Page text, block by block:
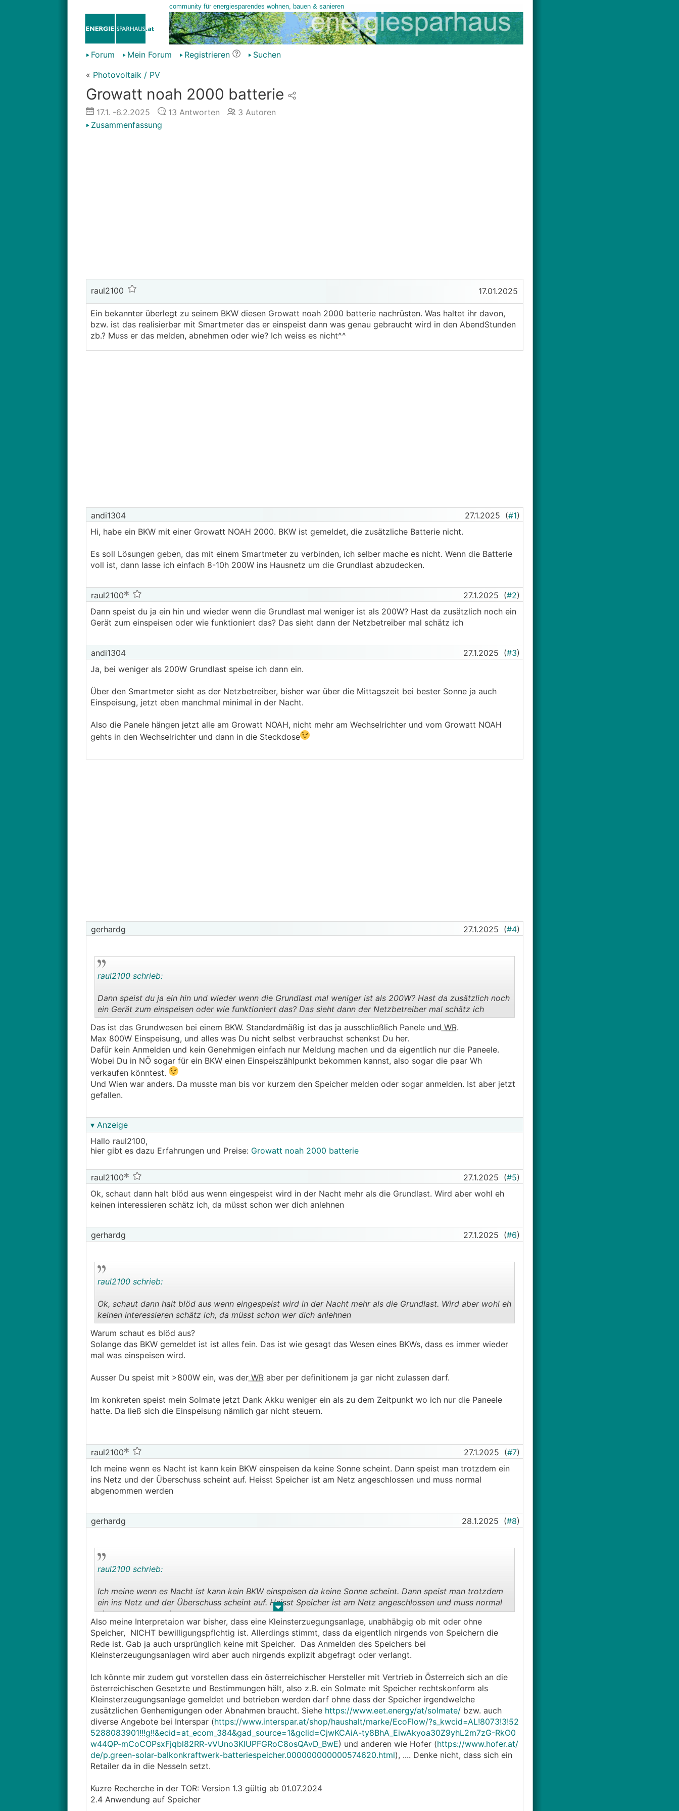
Forum Mein Forum Registrieren
Suchen
« Photovoltaik / PV
Growatt noah 2000 batterie
17.1. -6.2.2025 13 Antworten 3 Autoren
Zusammenfassung
raul2100 17.01.2025
Ein bekannter überlegt zu seinem BKW diesen Growatt noah 2000 batterie nachrüsten. Was haltet ihr davon,
bzw. ist das realisierbar mit Smartmeter das er einspeist dann was genau gebraucht wird in den AbendStunden
zb.? Muss er das melden, abnehmen oder wie? Ich weiss es nicht^^
andi1304 27.1.2025 (#1)
Hi, habe ein BKW mit einer Growatt NOAH 2000. BKW ist gemeldet, die zusätzliche Batterie nicht.
Es soll Lösungen geben, das mit einem Smartmeter zu verbinden, ich selber mache es nicht. Wenn die Batterie
voll ist, dann lasse ich einfach 8-10h 200W ins Hausnetz um die Grundlast abzudecken.
raul2100 27.1.2025 (#2)
Dann speist du ja ein hin und wieder wenn die Grundlast mal weniger ist als 200W? Hast da zusätzlich noch ein
Gerät zum einspeisen oder wie funktioniert das? Das sieht dann der Netzbetreiber mal schätz ich
andi1304 27.1.2025 (#3)
Ja, bei weniger als 200W Grundlast speise ich dann ein.
Über den Smartmeter sieht as der Netzbetreiber, bisher war über die Mittagszeit bei bester Sonne ja auch
Einspeisung, jetzt eben manchmal minimal in der Nacht.
Also die Panele hängen jetzt alle am Growatt NOAH, nicht mehr am Wechselrichter und vom Growatt NOAH
gehts in den Wechselrichter und dann in die Steckdose
gerhardg 27.1.2025 (#4)
..
raul2100 schrieb:
Dann speist du ja ein hin und wieder wenn die Grundlast mal weniger ist als 200W? Hast da zusätzlich noch
ein Gerät zum einspeisen oder wie funktioniert das? Das sieht dann der Netzbetreiber mal schätz ich
Das ist das Grundwesen bei einem BKW. Standardmäßig ist das ja ausschließlich Panele und WR.
Max 800W Einspeisung, und alles was Du nicht selbst verbrauchst schenkst Du her.
Dafür kein Anmelden und kein Genehmigen einfach nur Meldung machen und da eigentlich nur die Paneele.
Wobei Du in NÖ sogar für ein BKW einen Einspeiszählpunkt bekommen kannst, also sogar die paar Wh
verkaufen könntest.
Und Wien war anders. Da musste man bis vor kurzem den Speicher melden oder sogar anmelden. Ist aber jetzt
gefallen.
▾ Anzeige
Hallo raul2100,
hier gibt es dazu Erfahrungen und Preise: Growatt noah 2000 batterie
raul2100 27.1.2025 (#5)
Ok, schaut dann halt blöd aus wenn eingespeist wird in der Nacht mehr als die Grundlast. Wird aber wohl eh
keinen interessieren schätz ich, da müsst schon wer dich anlehnen
gerhardg 27.1.2025 (#6)
..
raul2100 schrieb:
Ok, schaut dann halt blöd aus wenn eingespeist wird in der Nacht mehr als die Grundlast. Wird aber wohl eh
keinen interessieren schätz ich, da müsst schon wer dich anlehnen
Warum schaut es blöd aus?
Solange das BKW gemeldet ist ist alles fein. Das ist wie gesagt das Wesen eines BKWs, dass es immer wieder
mal was einspeisen wird.
Ausser Du speist mit >800W ein, was derWRaber per definitionem ja gar nicht zulassen darf.
Im konkreten speist mein Solmate jetzt Dank Akku weniger ein als zu dem Zeitpunkt wo ich nur die Paneele
hatte. Da ließ sich die Einspeisung nämlich gar nicht steuern.
raul2100 27.1.2025 (#7)
Ich meine wenn es Nacht ist kann kein BKW einspeisen da keine Sonne scheint. Dann speist man trotzdem ein
ins Netz und der Überschuss scheint auf. Heisst Speicher ist am Netz angeschlossen und muss normal
abgenommen werden
gerhardg 28.1.2025 (#8)
. .
raul2100 schrieb:
Ich meine wenn es Nacht ist kann kein BKW einspeisen da keine Sonne scheint. Dann speist man trotzdem
ein ins Netz und der Überschuss scheint auf. Heisst Speicher ist am Netz angeschlossen und muss normal
abgenommen werden
Also meine Interpretaion war bisher, dass eine Kleinsterzuegungsanlage, unabhäbgig ob mit oder ohne
Speicher, NICHT bewilligungspflchtig ist. Allerdings stimmt, dass da eigentlich nirgends von Speichern die
Rede ist. Gab ja auch ursprünglich keine mit Speicher. Das Anmelden des Speichers bei
Kleinsterzeugungsanlagen wird aber auch nirgends explizit abgefragt oder verlangt.
Ich könnte mir zudem gut vorstellen dass ein österreichischer Hersteller mit Vertrieb in Österreich sich an die
österreichischen Gesetzte und Bestimmungen hält, also z.B. ein Solmate mit Speicher rechtskonform als
Kleinsterzeugungsanlage gemeldet und betrieben werden darf ohne dass der Speicher irgendwelche
zusätzlichen Genhemigungen oder Abnahmen braucht. Siehe https://www.eet.energy/at/solmate/bzw. auch
diverse Angebote bei Interspar (https://www.interspar.at/shop/haushalt/marke/EcoFlow/?s_kwcid=AL!8073!3!52
5288083901!!!g!!&ecid=at_ecom_384&gad_source=1&gclid=CjwKCAiA-ty8BhA_EiwAkyoa30Z9yhL2m7zG-RkO0
w44QP-mCoCOPsxFjqbl82RR-vVUno3KlUPFGRoC8osQAvD_BwE) und anderen wie Hofer (https://www.hofer.at/
de/p.green-solar-balkonkraftwerk-batteriespeicher.000000000000574620.html), .... Denke nicht, dass sich ein
Retailer da in die Nesseln setzt.
Kuzre Recherche in der TOR: Version 1.3 gültig ab 01.07.2024
2.4 Anwendung auf Speicher